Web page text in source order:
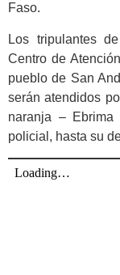
Faso.
Los tripulantes
Centro de
pueblo de San
serán atendidos
naranja – Ebrima
policial, hasta su